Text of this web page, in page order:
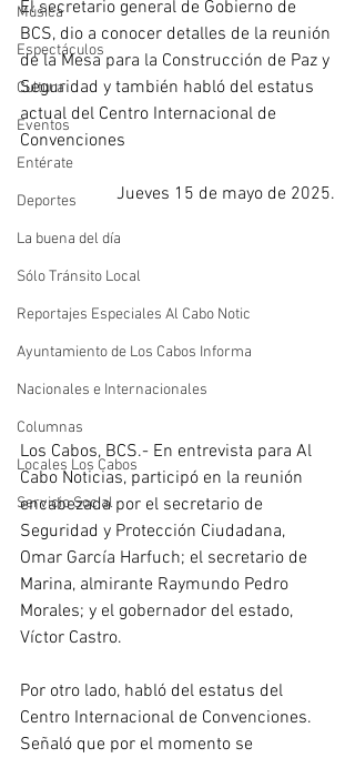
Música
Espectáculos
Cultura
Eventos
Entérate
Deportes
La buena del día
Sólo Tránsito Local
Reportajes Especiales Al Cabo Notic
Ayuntamiento de Los Cabos Informa
Nacionales e Internacionales
Columnas
Locales Los Cabos
Servicio Social
El secretario general de Gobierno de
BCS, dio a conocer detalles de la reunión
de la Mesa para la Construcción de Paz y
Seguridad y también habló del estatus
actual del Centro Internacional de
Convenciones
Jueves 15 de mayo de 2025.
Los Cabos, BCS.- En entrevista para Al
Cabo Noticias, participó en la reunión
encabezada por el secretario de
Seguridad y Protección Ciudadana,
Omar García Harfuch; el secretario de
Marina, almirante Raymundo Pedro
Morales; y el gobernador del estado,
Víctor Castro.
Por otro lado, habló del estatus del
Centro Internacional de Convenciones.
Señaló que por el momento se